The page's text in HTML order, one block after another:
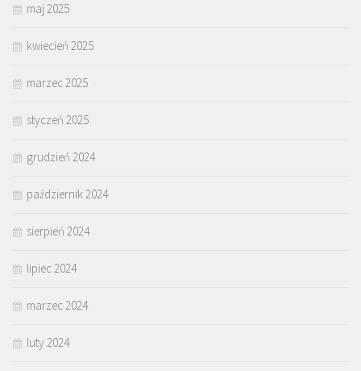
maj 2025
kwiecień 2025
marzec 2025
styczeń 2025
grudzień 2024
październik 2024
sierpień 2024
lipiec 2024
marzec 2024
luty 2024